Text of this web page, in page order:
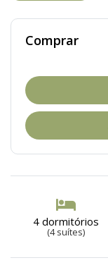
Comprar
4 dormitórios
(4 suítes)